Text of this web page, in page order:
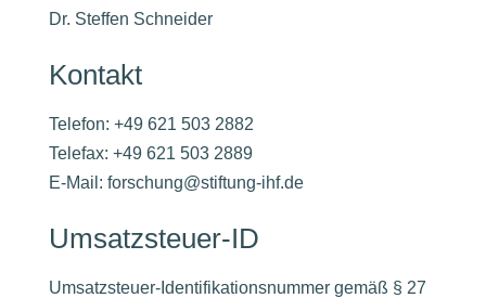
Dr. Steffen Schneider
Kontakt
Telefon: +49 621 503 2882
Telefax: +49 621 503 2889
E-Mail: forschung@stiftung-ihf.de
Umsatzsteuer-ID
Umsatzsteuer-Identifikationsnummer gemäß § 27